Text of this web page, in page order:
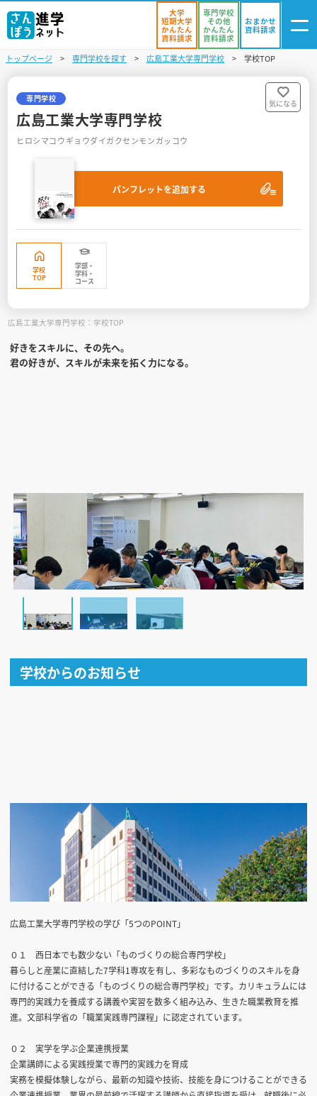
資料リスト
進学イベント
入試・受験入門
お役立ち情報
見学会WEB手引書
大学
短期大学
かんたん
資料請求
専門学校
その他
かんたん
資料請求
おまかせ
資料請求
トップページ 専門学校を探す 広島工業大学専門学校 学校TOP
専門学校
広島工業大学専門学校
ヒロシマコウギョウダイガクセンモンガッコウ
パンフレットを追加する
気になる
学校
TOP
学部・
学科・
コース
広島工業大学専門学校：学校TOP
好きをスキルに、その先へ。
君の好きが、スキルが未来を拓く力になる。
学校からのお知らせ
広島工業大学専門学校の学び「5つのPOINT」
０１ 西日本でも数少ない「ものづくりの総合専門学校」
暮らしと産業に直結した7学科1専攻を有し、多彩なものづくりのスキルを身
に付けることができる「ものづくりの総合専門学校」です。カリキュラムには
専門的実践力を養成する講義や実習を数多く組み込み、生きた職業教育を推
進。文部科学省の「職業実践専門課程」に認定されています。
０２ 実学を学ぶ企業連携授業
企業講師による実践授業で専門的実践力を育成
実務を模擬体験しながら、最新の知識や技術、技能を身につけることができる